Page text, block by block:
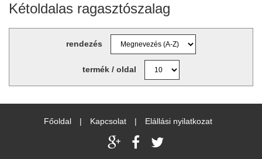
Kétoldalas ragasztószalag
rendezés
termék / oldal
Főoldal | Kapcsolat | Elállási nyilatkozat